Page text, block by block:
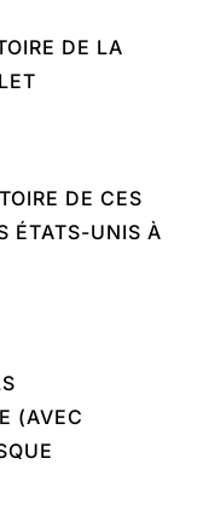
DE LA
DE CES
ÉTATS-UNIS À
(AVEC